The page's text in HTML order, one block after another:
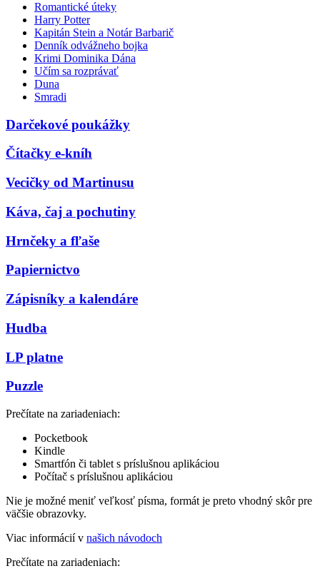
Romantické úteky
Harry Potter
Kapitán Stein a Notár Barbarič
Denník odvážneho bojka
Krimi Dominika Dána
Učím sa rozprávať
Duna
Smradi
Darčekové poukážky
Čítačky e-kníh
Vecičky od Martinusu
Káva, čaj a pochutiny
Hrnčeky a fľaše
Papiernictvo
Zápisníky a kalendáre
Hudba
LP platne
Puzzle
Prečítate na zariadeniach:
Pocketbook
Kindle
Smartfón či tablet s príslušnou aplikáciou
Počítač s príslušnou aplikáciou
Nie je možné meniť veľkosť písma, formát je preto vhodný skôr pre
väčšie obrazovky.
Viac informácií v našich návodoch
Prečítate na zariadeniach: